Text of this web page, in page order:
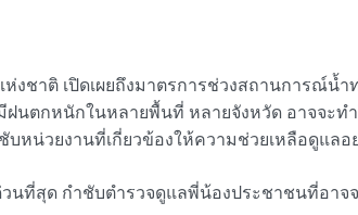
ชาติ เปิดเผยถึงมาตรการช่วงสถานการณ์น้
ฝนตกหนักในหลายพื้นที่ หลายจังหวัด อาจจะ
หน่วยงานที่เกี่ยวข้องให้ความช่วยเหลือดูแลอ
นที่สุด กำชับตำรวจดูแลพี่น้องประชาชนที่อา